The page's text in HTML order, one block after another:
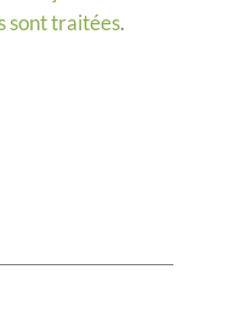
sont traitées.